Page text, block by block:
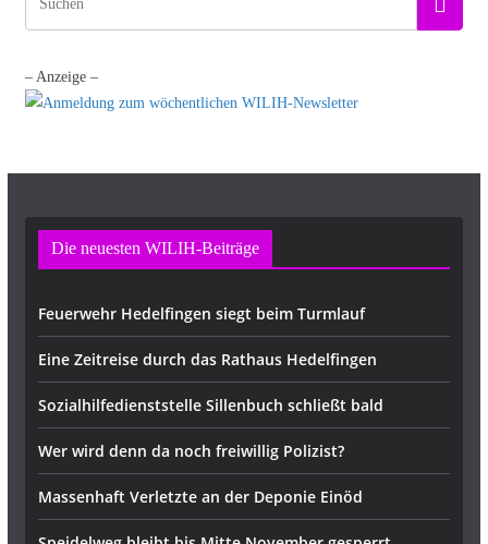
– Anzeige –
Die neuesten WILIH-Beiträge
Feuerwehr Hedelfingen siegt beim Turmlauf
Eine Zeitreise durch das Rathaus Hedelfingen
Sozialhilfedienststelle Sillenbuch schließt bald
Wer wird denn da noch freiwillig Polizist?
Massenhaft Verletzte an der Deponie Einöd